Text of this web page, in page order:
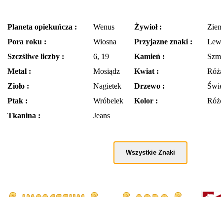
Planeta opiekuńcza : Wenus Żywioł :
Pora roku :
Wiosna Przyjazne znaki :
Szczśliwe liczby :
6, 19 Kamień :
Metal :
Mosiądz Kwiat :
Zioło :
Nagietek Drzewo :
Ptak :
Wróbelek Kolor :
Tkanina :
Jeans
Wszystkie Znaki